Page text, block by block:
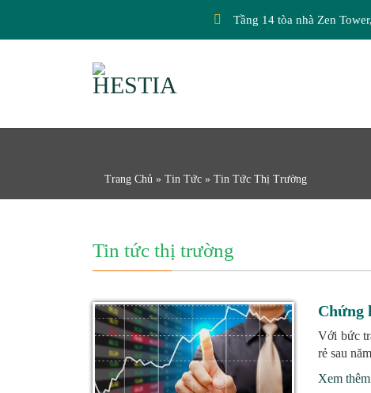
Tầng 14 tòa nhà Zen
Trang Chủ » Tin Tức » Tin Tức Thị Trường
Tin tức thị trường
Chứng
Với bức
rẻ sau
Xem